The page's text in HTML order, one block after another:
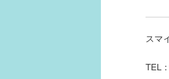
スマ
TEL